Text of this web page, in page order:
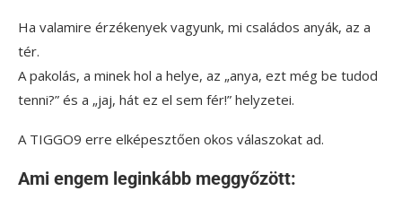
Ha valamire érzékenyek vagyunk, mi családos anyák, az a
tér.
A pakolás, a minek hol a helye, az „anya, ezt még be tudod
tenni?” és a „jaj, hát ez el sem fér!” helyzetei.
A TIGGO9 erre elképesztően okos válaszokat ad.
Ami engem leginkább meggyőzött: